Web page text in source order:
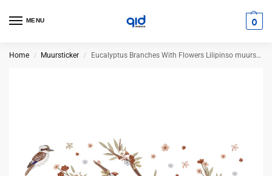
MENU 0
Home / Muursticker / Eucalyptus Branches With Flowers Lilipinso muursticker